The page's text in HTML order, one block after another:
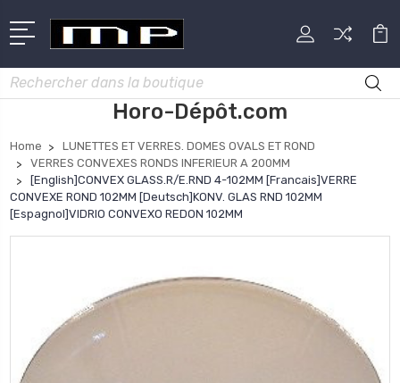
Rechercher
Horo-Dépôt.com
Home
LUNETTES ET VERRES. DOMES OVALS ET ROND
VERRES CONVEXES RONDS INFERIEUR A 200MM
[English]CONVEX GLASS.R/E.RND 4-102MM [Francais]VERRE
CONVEXE ROND 102MM [Deutsch]KONV. GLAS RND 102MM
[Espagnol]VIDRIO CONVEXO REDON 102MM